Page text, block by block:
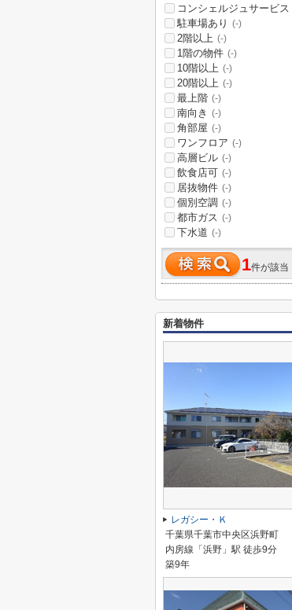
コンシェルジュサービス
駐車場あり (-)
2階以上 (-)
1階の物件 (-)
10階以上 (-)
20階以上 (-)
最上階 (-)
南向き (-)
角部屋 (-)
ワンフロア (-)
高層ビル (-)
飲食店可 (-)
居抜物件 (-)
個別空調 (-)
都市ガス (-)
下水道 (-)
1件が該当
新着物件
レガシー・Ｋ
千葉県千葉市中央区浜野町
内房線「浜野」駅 徒歩9分
築9年